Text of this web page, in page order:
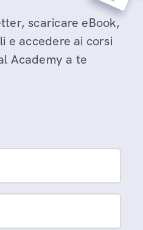
scaricare eBook,
e accedere ai corsi
Academy a te